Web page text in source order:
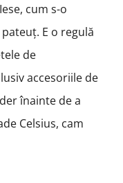
cum s-o
E o regulă
de
accesoriile de
înainte de a
Celsius, cam